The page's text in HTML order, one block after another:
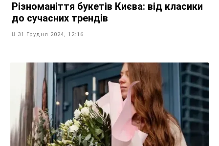
Різноманіття букетів Києва: від класики
до сучасних трендів
31 Грудня 2024, 12:16